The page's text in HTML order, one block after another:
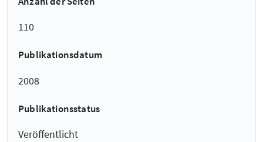
110
Publikationsdatum
2008
Publikationsstatus
Veröffentlicht